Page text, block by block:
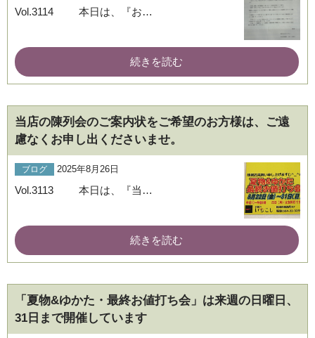
Vol.3114 本日は、『お…
続きを読む
当店の陳列会のご案内状をご希望のお方様は、ご遠
慮なくお申し出くださいませ。
ブログ 2025年8月26日
Vol.3113 本日は、『当…
続きを読む
「夏物&ゆかた・最終お値打ち会」は来週の日曜日、
31日まで開催しています